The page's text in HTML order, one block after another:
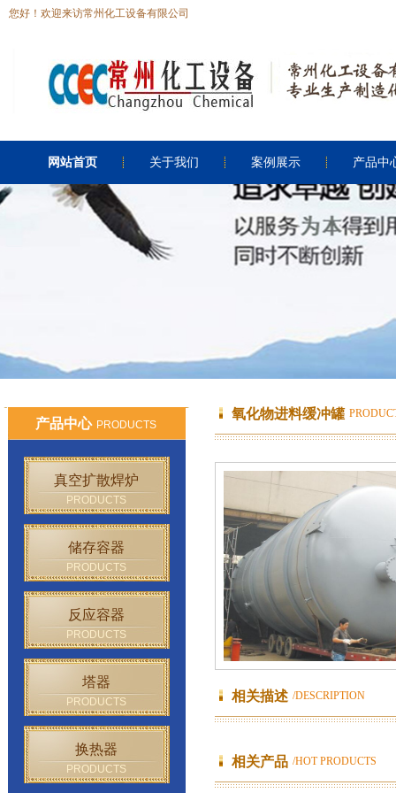
您好！欢迎来访常州化工设备有限公司
网站首页 关于我们 案例展示 产品中
产品中心 PRODUCTS
真空扩散焊炉
PRODUCTS
储存容器
PRODUCTS
反应容器
PRODUCTS
塔器
PRODUCTS
换热器
PRODUCTS
氧化物进料缓冲罐
相关描述 /DESCRIPTION
相关产品 /HOT PRODUCTS